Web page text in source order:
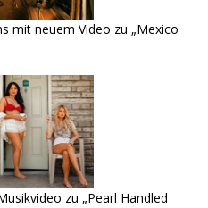
mit neuem Video zu „Mexico
zu „Pearl Handled